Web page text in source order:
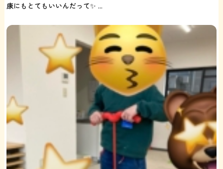
康にもとてもいいんだって✨ ...